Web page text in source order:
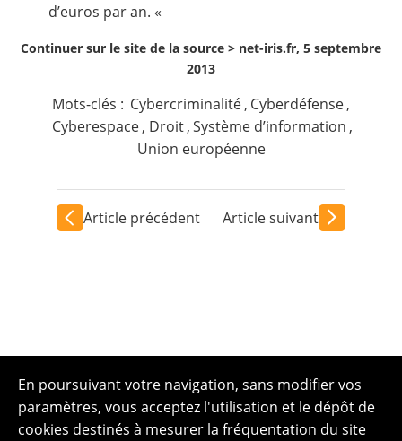
d’euros par an. «
Continuer sur le site de la source > net-iris.fr, 5 septembre
2013
Mots-clés : Cybercriminalité, Cyberdéfense,
Cyberespace, Droit ,Système d’information ,
Union européenne
Article précédent Article suivant
En poursuivant votre navigation, sans modifier vos
paramètres, vous acceptez l'utilisation et le dépôt de
cookies destinés à mesurer la fréquentation du site